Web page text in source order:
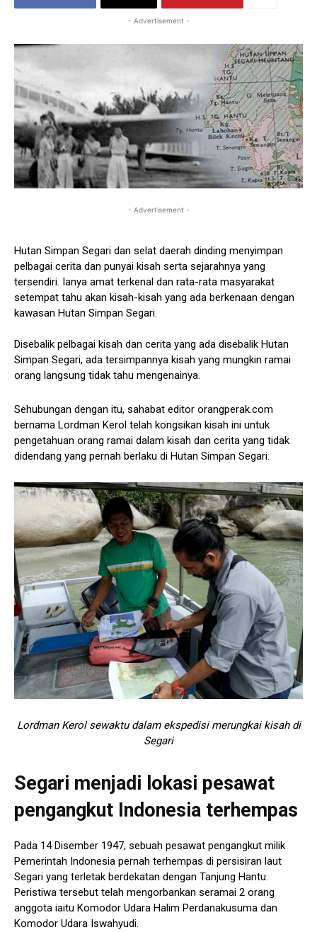
- Advertisement -
- Advertisement -
Hutan Simpan Segari dan selat daerah dinding menyimpan
pelbagai cerita dan punyai kisah serta sejarahnya yang
tersendiri. Ianya amat terkenal dan rata-rata masyarakat
setempat tahu akan kisah-kisah yang ada berkenaan dengan
kawasan Hutan Simpan Segari.
Disebalik pelbagai kisah dan cerita yang ada disebalik Hutan
Simpan Segari, ada tersimpannya kisah yang mungkin ramai
orang langsung tidak tahu mengenainya.
Sehubungan dengan itu, sahabat editor orangperak.com
bernama Lordman Kerol telah kongsikan kisah ini untuk
pengetahuan orang ramai dalam kisah dan cerita yang tidak
didendang yang pernah berlaku di Hutan Simpan Segari.
Lordman Kerol sewaktu dalam ekspedisi merungkai kisah di
Segari
Segari menjadi lokasi pesawat
pengangkut Indonesia terhempas
Pada 14 Disember 1947, sebuah pesawat pengangkut milik
Pemerintah Indonesia pernah terhempas di persisiran laut
Segari yang terletak berdekatan dengan Tanjung Hantu.
Peristiwa tersebut telah mengorbankan seramai 2 orang
anggota iaitu Komodor Udara Halim Perdanakusuma dan
Komodor Udara Iswahyudi.